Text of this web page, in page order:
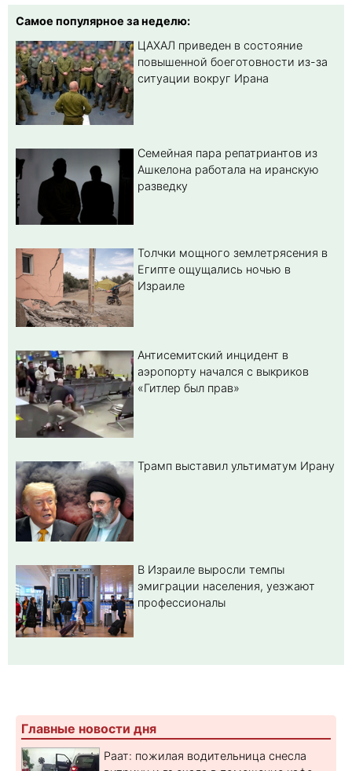
Самое популярное за неделю:
ЦАХАЛ приведен в состояние
повышенной боеготовности из-за
ситуации вокруг Ирана
Семейная пара репатриантов из
Ашкелона работала на иранскую
разведку
Толчки мощного землетрясения в
Египте ощущались ночью в
Израиле
Антисемитский инцидент в
аэропорту начался с выкриков
«Гитлер был прав»
Трамп выставил ультиматум Ирану
В Израиле выросли темпы
эмиграции населения, уезжают
профессионалы
Главные новости дня
Раат: пожилая водительница снесла